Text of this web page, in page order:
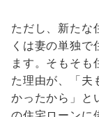
ただし、新たな
くは妻の単独で
ます。そもそも
た理由が、「夫
かったから」と